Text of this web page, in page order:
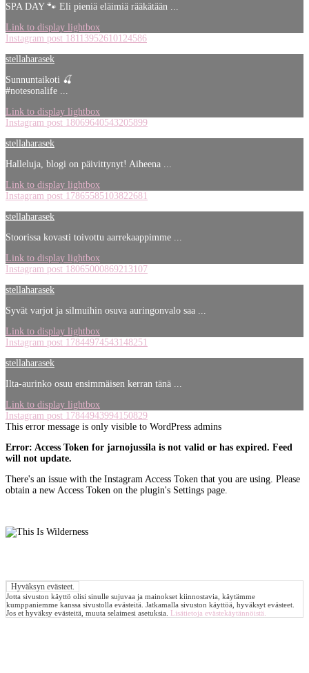
SPA DAY 🐾 Eli pieniä eläimiä rääkätään ...
Link to display lightbox
Instagram post 18113952610124586
stellaharasek
Sunnuntaikoti 🍒
#notesonalife ...
Link to display lightbox
Instagram post 18069640543205899
stellaharasek
Halleluja, blogi on päivittynyt! Aiheena ...
Link to display lightbox
Instagram post 17865585103822681
stellaharasek
Stoorissa kovasti toivottu aarrekaappimme ...
Link to display lightbox
Instagram post 18065000869213107
stellaharasek
Syvät varjot ja silmuihin osuva auringonvalo saa ...
Link to display lightbox
Instagram post 17844974543148251
stellaharasek
Ilta-aurinko osuu ensimmäisen kerran tänä ...
Link to display lightbox
Instagram post 17844943994150829
This error message is only visible to WordPress admins
Error: Access Token for jarnojussila is not valid or has expired. Feed
will not update.
There's an issue with the Instagram Access Token that you are using. Please
obtain a new Access Token on the plugin's Settings page.
Jotta sivuston käyttö olisi sinulle sujuvaa ja mainokset kiinnostavia, käytämme
kumppaniemme kanssa sivustolla evästeitä. Jatkamalla sivuston käyttöä, hyväksyt evästeet.
Jos et hyväksy evästeitä, muuta selaimesi asetuksia. Lisätietoja evästekäytännöistä.